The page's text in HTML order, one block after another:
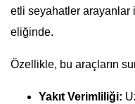
etli seyahatler arayanlar
eliğinde.
Özellikle, bu araçların
Yakıt Verimliliği: